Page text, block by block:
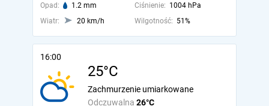
Opad: 1.2 mm Ciśnienie: 1004 hPa
Wiatr:
20 km/h Wilgotność: 51%
16:00
25°C
Odczuwalna 26°C
Zachmurzenie umiarkowane